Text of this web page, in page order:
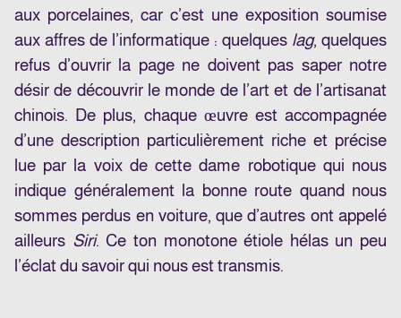
aux porcelaines, car c’est une exposition soumise
aux affres de l’informatique : quelques lag, quelques
refus d’ouvrir la page ne doivent pas saper notre
désir de découvrir le monde de l’art et de l’artisanat
chinois. De plus, chaque œuvre est accompagnée
d’une description particulièrement riche et précise
lue par la voix de cette dame robotique qui nous
indique généralement la bonne route quand nous
sommes perdus en voiture, que d’autres ont appelé
ailleurs Siri. Ce ton monotone étiole hélas un peu
l’éclat du savoir qui nous est transmis.